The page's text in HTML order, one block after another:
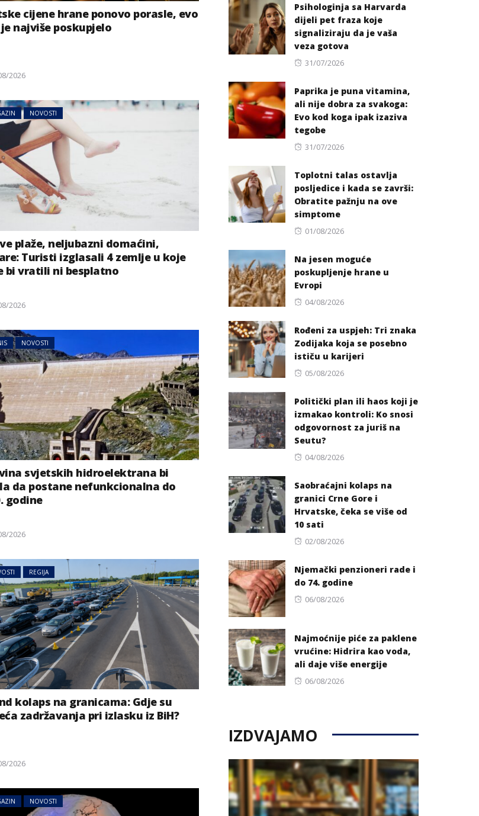
cijene hrane ponovo porasle, evo
najviše poskupjelo
2026
NOVOSTI
plaže, neljubazni domaćini,
Turisti izglasali 4 zemlje u koje
bi vratili ni besplatno
2026
NOVOSTI
svjetskih hidroelektrana bi
da postane nefunkcionalna do
godine
2026
REGIJA
kolaps na granicama: Gdje su
zadržavanja pri izlasku iz BiH?
2026
NOVOSTI
Psihologinja sa Harvarda
dijeli pet fraza koje
signaliziraju da je vaša
veza gotova
Posted
31/07/2026
Paprika je puna vitamina,
ali nije dobra za svakoga:
Evo kod koga ipak izaziva
tegobe
Posted
31/07/2026
Toplotni talas ostavlja
posljedice i kada se završi:
Obratite pažnju na ove
simptome
Posted
01/08/2026
Na jesen moguće
poskupljenje hrane u
Evropi
Posted
04/08/2026
Rođeni za uspjeh: Tri znaka
Zodijaka koja se posebno
ističu u karijeri
Posted
05/08/2026
Politički plan ili haos koji je
izmakao kontroli: Ko snosi
odgovornost za juriš na
Seutu?
Posted
04/08/2026
Saobraćajni kolaps na
granici Crne Gore i
Hrvatske, čeka se više od
10 sati
Posted
02/08/2026
Njemački penzioneri rade i
do 74. godine
Posted
06/08/2026
Najmoćnije piće za paklene
vrućine: Hidrira kao voda,
ali daje više energije
Posted
06/08/2026
IZDVAJAMO